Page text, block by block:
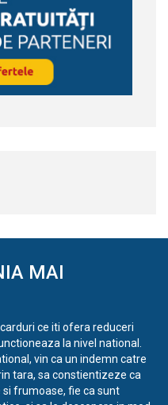
MAI
ce iti ofera reduceri
la nivel national.
vin ca un indemn catre
tara, sa constientizeze ca
frumoase, fie ca sunt